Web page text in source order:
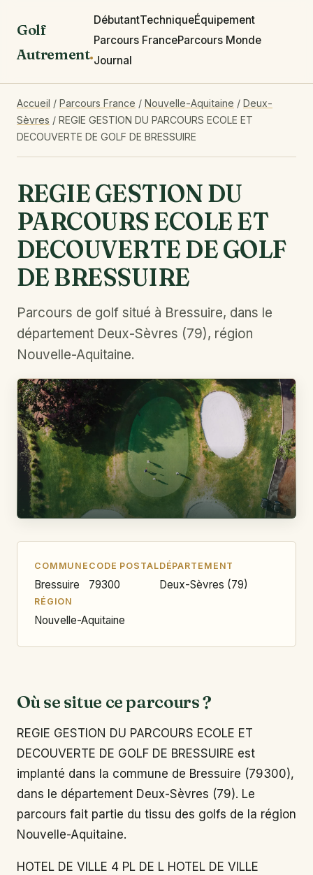
Golf
Autrement.
DébutantTechniqueÉquipement
Parcours FranceParcours Monde
Journal
Accueil / Parcours France / Nouvelle-Aquitaine / Deux-
Sèvres / REGIE GESTION DU PARCOURS ECOLE ET
DECOUVERTE DE GOLF DE BRESSUIRE
REGIE GESTION DU
PARCOURS ECOLE ET
DECOUVERTE DE GOLF
DE BRESSUIRE
Parcours de golf situé à Bressuire, dans le
département Deux-Sèvres (79), région
Nouvelle-Aquitaine.
COMMUNE
Bressuire
CODE POSTAL
79300
DÉPARTEMENT
Deux-Sèvres (79)
RÉGION
Nouvelle-Aquitaine
Où se situe ce parcours ?
REGIE GESTION DU PARCOURS ECOLE ET
DECOUVERTE DE GOLF DE BRESSUIRE est
implanté dans la commune de Bressuire (79300),
dans le département Deux-Sèvres (79). Le
parcours fait partie du tissu des golfs de la région
Nouvelle-Aquitaine.
HOTEL DE VILLE 4 PL DE L HOTEL DE VILLE